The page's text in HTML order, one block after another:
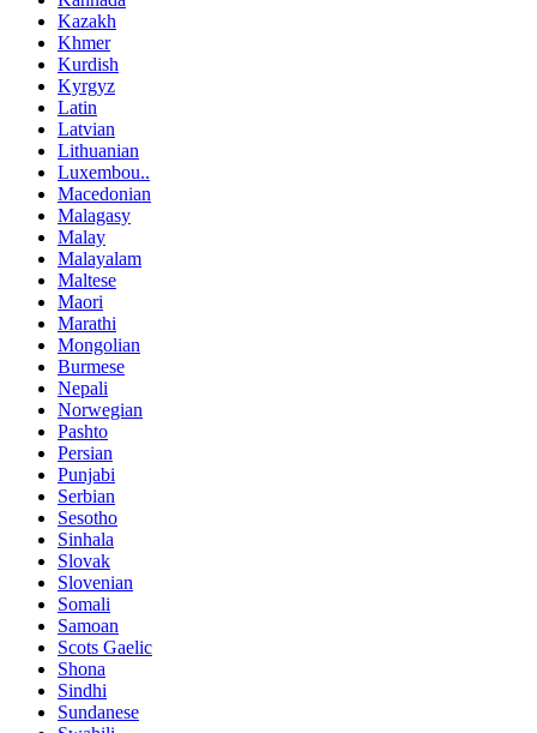
Kazakh
Khmer
Kurdish
Kyrgyz
Latin
Latvian
Lithuanian
Luxembou..
Macedonian
Malagasy
Malay
Malayalam
Maltese
Maori
Marathi
Mongolian
Burmese
Nepali
Norwegian
Pashto
Persian
Punjabi
Serbian
Sesotho
Sinhala
Slovak
Slovenian
Somali
Samoan
Scots Gaelic
Shona
Sindhi
Sundanese